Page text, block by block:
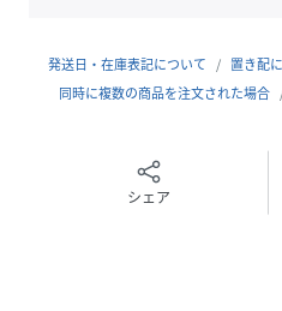
・お気に入り登録した商品は
タンから、一覧表示することが
れている「♡」をクリックして
スマートフォンの場合・・・商
発送日・在庫表記について 置き配
同時に複数の商品を注文された場合
シェア